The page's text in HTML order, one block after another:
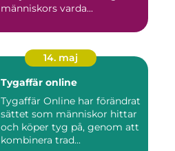
människors varda...
14. maj
Tygaffär online
Tygaffär Online har förändrat
sättet som människor hittar
och köper tyg på, genom att
kombinera trad...